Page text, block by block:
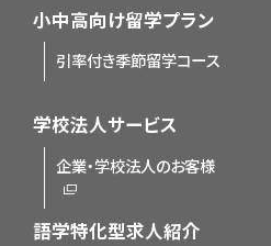
小中高向け留学プラン
引率付き季節留学コース
学校法人サービス
企業・学校法人のお客様
語学特化型求人紹介